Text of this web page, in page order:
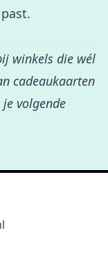
winkels die wél
cadeaukaarten
volgende